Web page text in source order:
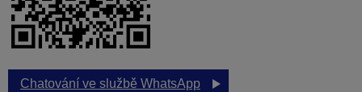
Chatování ve službě WhatsApp